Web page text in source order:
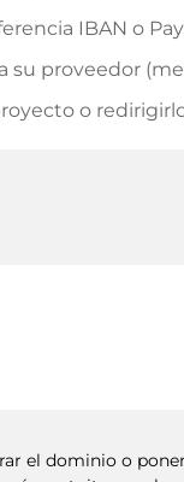
IBAN o
su proveedor
o
los detalles del
el dominio o